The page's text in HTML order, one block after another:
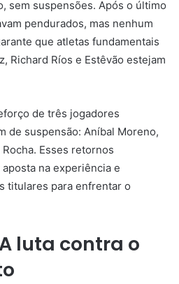
sem suspensões. Após o último
pendurados, mas nenhum
que atletas fundamentais
Richard Ríos e Estêvão estejam
de três jogadores
de suspensão: Aníbal Moreno,
Esses retornos
na experiência e
titulares para enfrentar o
luta contra o